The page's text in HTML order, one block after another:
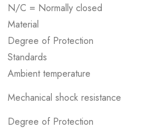
N/C = Normally closed
Material
Degree of Protection
Standards
Ambient temperature
Mechanical shock resistance
Degree of Protection